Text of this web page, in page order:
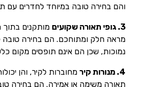
והם בחירה טובה במיוחד לחדרים עם
מותקנים בתוך
מראה חלק ומתוחכם. הם בחירה טובה
נמוכות, שכן הם אינם תופסים מקום כלשהו.
מחוברות לקיר, והן יכולות
תאורה משימה או אמירה. הם בחירה טובה